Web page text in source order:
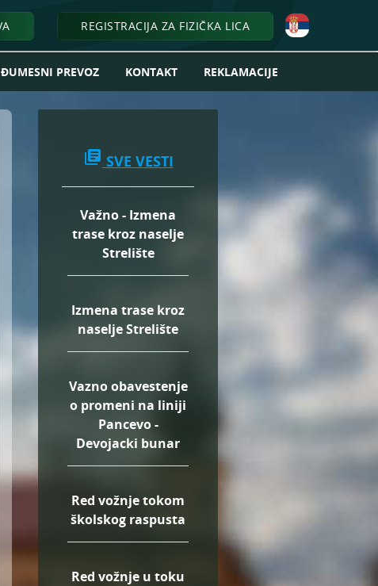
REGISTRACIJA ZA FIZIČKA LICA
PREVOZ KONTAKT REKLAMACIJE
library_books SVE VESTI
Važno - Izmena
trase kroz naselje
Strelište
Izmena trase kroz
naselje Strelište
Vazno obavestenje
o promeni na liniji
Pancevo -
Devojacki bunar
Red vožnje tokom
školskog raspusta
Red vožnje u toku